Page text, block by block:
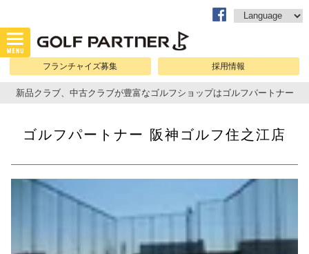
フランチャイズ募集 採用情報
新品クラブ、中古クラブが豊富なゴルフショップはゴルフパートナー
ゴルフパートナー 阪神ゴルフ住之江店